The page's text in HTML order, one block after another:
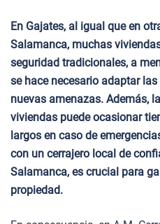
En Gajates, al igual que en
Salamanca, muchas
seguridad tradicionales, a
se hace necesario adaptar
nuevas amenazas. Además,
viviendas puede ocasionar
largos en caso de
con un cerrajero local de
Salamanca, es crucial para
propiedad.